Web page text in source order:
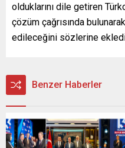
olduklarını dile getiren
çözüm çağrısında
edileceğini sözlerine
Benzer Haberler